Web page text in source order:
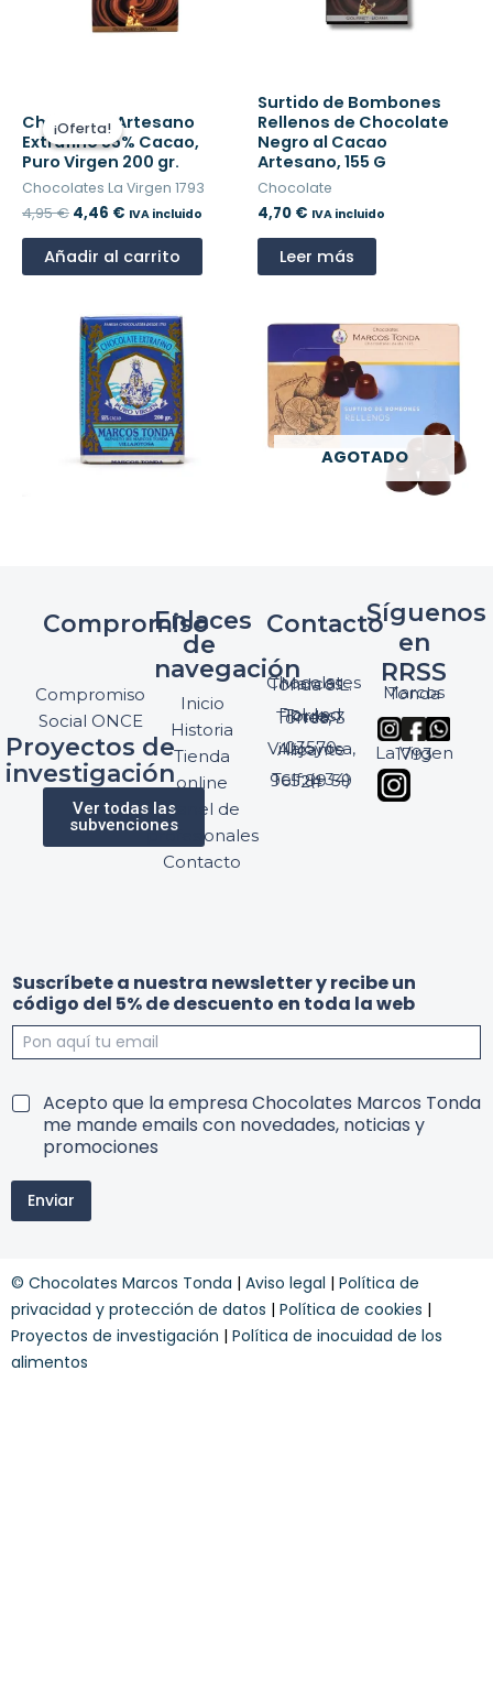
¡Oferta!
¡Oferta!
Chocolate Artesano
Extrafino 55% Cacao,
Puro Virgen 200 gr.
Chocolates La Virgen 1793
4,95€
precio
original
era:
4,95 €.
4,46 €
precio
actual
es:
4,46 €.
IVA incluido
Añadir al carrito
AGOTADO
Surtido de Bombones
Rellenos de Chocolate
Negro al Cacao
Artesano, 155 G
Chocolate
4,70 € IVA incluido
Leer más
Compromiso
Compromiso
Social ONCE
Proyectos de
investigación
Ver todas las
subvenciones
Enlaces
de
navegación
Inicio
Historia
Tienda
online
Panel de
profesionales
Contacto
Contacto
Chocolates Marcos Tonda S.L.
Pol. Ind. Torres, Ptda. Torres, 3
03570 Villajoyosa, Alicante
Telf: (+34) 965 89 59 24
Síguenos
en
RRSS
Marcos Tonda
La Virgen 1793
%
c
o
i
c
n
s
s
c
u
e
n
n
c
o
i
c
n
s
d
a
Suscríbete a nuestra newsletter y recibe un
código del 5% de descuento en toda la web
T
i
o
c
o
n
d
i
Acepto que la empresa Chocolates Marcos Tonda
me mande emails con novedades, noticias y
promociones
Enviar
© Chocolates Marcos Tonda | Aviso legal | Política de
privacidad y protección de datos | Política de cookies |
Proyectos de investigación | Política de inocuidad de los
alimentos